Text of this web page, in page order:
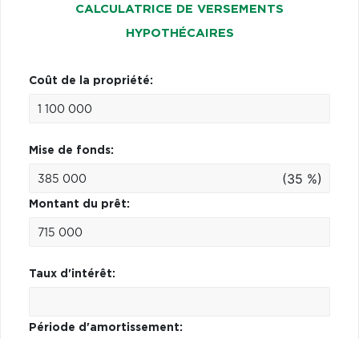
CALCULATRICE DE VERSEMENTS
HYPOTHÉCAIRES
Coût de la propriété:
Mise de fonds:
(35 %)
Montant du prêt:
Taux d'intérêt:
Période d'amortissement: